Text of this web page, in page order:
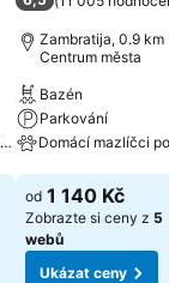
Domácí mazlíčci povoleni
Zambratija, 0.9 km
Centrum města
Bazén
Parkování
Ukázat ceny
od 1 140 Kč
Zobrazte si ceny z 5
webů
Ukázat ceny